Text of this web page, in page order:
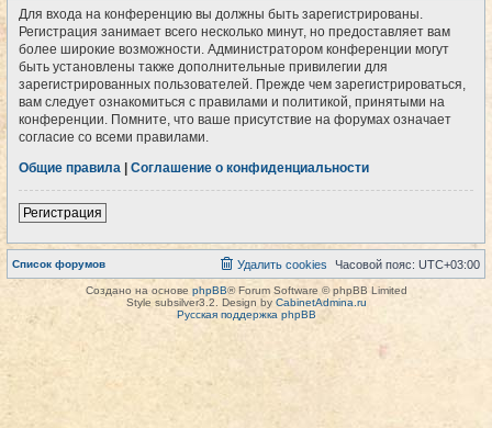
Для входа на конференцию вы должны быть зарегистрированы.
Регистрация занимает всего несколько минут, но предоставляет вам
более широкие возможности. Администратором конференции могут
быть установлены также дополнительные привилегии для
зарегистрированных пользователей. Прежде чем зарегистрироваться,
вам следует ознакомиться с правилами и политикой, принятыми на
конференции. Помните, что ваше присутствие на форумах означает
согласие со всеми правилами.
Общие правила
Соглашение о конфиденциальности
Регистрация
Список форумов Часовой пояс: UTC+03:00
Удалить cookies
Создано на основе phpBB® Forum Software © phpBB Limited
Style subsilver3.2. Design by CabinetAdmina.ru
Русская поддержка phpBB